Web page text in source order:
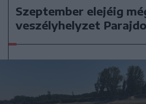
Szeptember elejéig
veszélyhelyzet